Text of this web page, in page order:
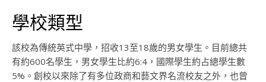
學校類型
該校為傳統英式中學，招收13至18歲的男女學生。目前總共
有約600名學生，男女學生比約6:4，國際學生約占總學生數
5%。創校以來除了有多位政商和藝文界名流校友之外，也曾